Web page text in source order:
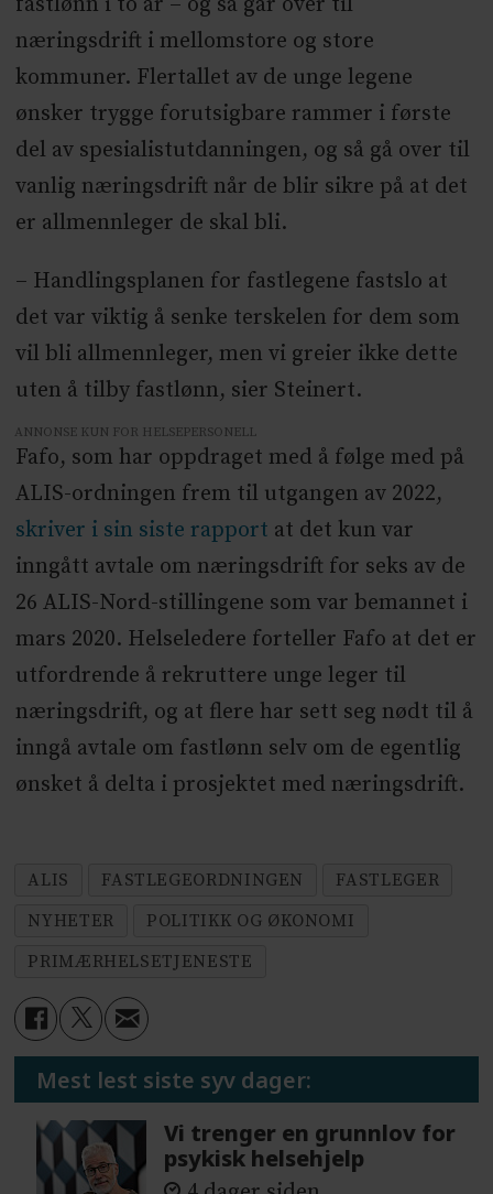
næringsdrift i mellomstore og store
kommuner. Flertallet av de unge legene
ønsker trygge forutsigbare rammer i første
del av spesialistutdanningen, og så gå over til
vanlig næringsdrift når de blir sikre på at det
er allmennleger de skal bli.
– Handlingsplanen for fastlegene fastslo at
det var viktig å senke terskelen for dem som
vil bli allmennleger, men vi greier ikke dette
uten å tilby fastlønn, sier Steinert.
ANNONSE KUN FOR HELSEPERSONELL
Fafo, som har oppdraget med å følge med på
ALIS-ordningen frem til utgangen av 2022,
skriver i sin siste rapport at det kun var
inngått avtale om næringsdrift for seks av de
26 ALIS-Nord-stillingene som var bemannet i
mars 2020. Helseledere forteller Fafo at det er
utfordrende å rekruttere unge leger til
næringsdrift, og at flere har sett seg nødt til å
inngå avtale om fastlønn selv om de egentlig
ønsket å delta i prosjektet med næringsdrift.
ALIS FASTLEGEORDNINGEN
FASTLEGER
NYHETER
POLITIKK OG ØKONOMI
PRIMÆRHELSETJENESTE
Mest lest siste syv dager:
Vi trenger en grunnlov for
psykisk helsehjelp